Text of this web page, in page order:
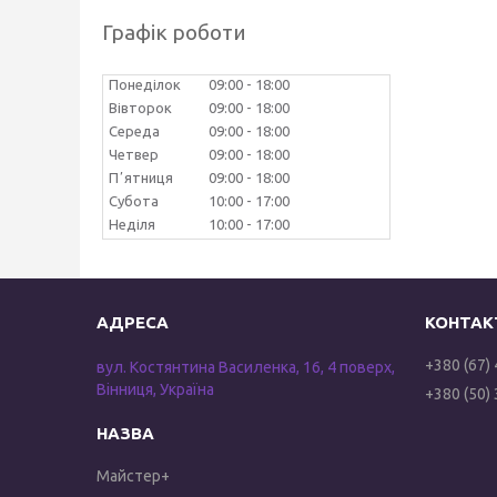
Графік роботи
Понеділок 09:00
18:00
Вівторок
09:00
18:00
Середа
09:00
18:00
Четвер
09:00
18:00
Пʼятниця
09:00
18:00
Субота
10:00
17:00
Неділя
10:00 17:00
вул. Костянтина Василенка, 16, 4 поверх,
Вінниця, Україна
Майстер+
+380 (67)
+380 (50)